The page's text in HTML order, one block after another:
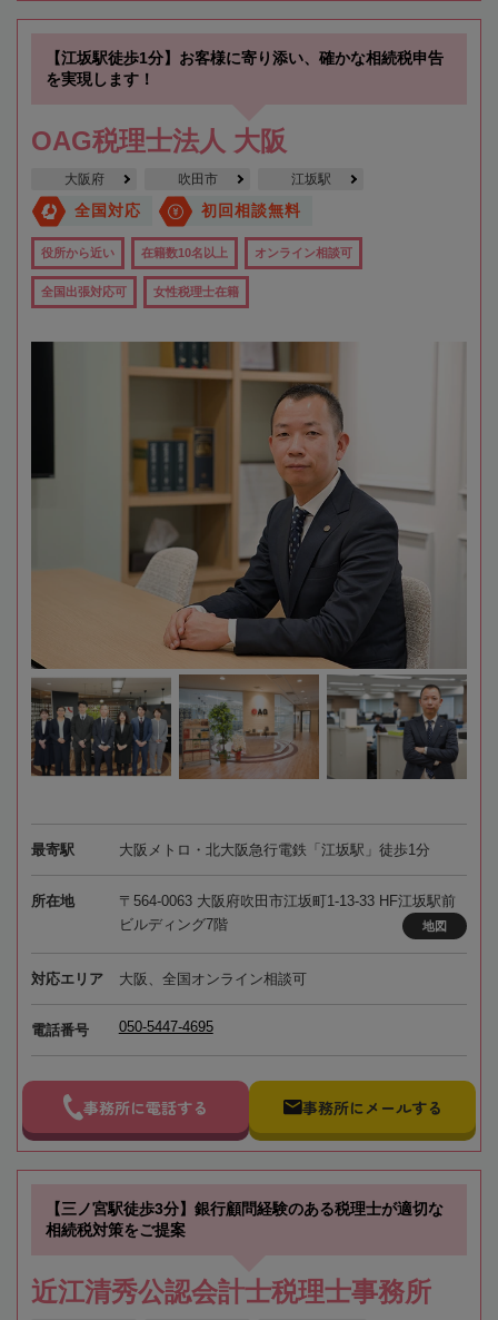
【江坂駅徒歩1分】お客様に寄り添い、確かな相続税申告
を実現します！
OAG税理士法人 大阪
大阪府 吹田市 江坂駅
全国対応 初回相談無料
役所から近い 在籍数10名以上 オンライン相談可
全国出張対応可 女性税理士在籍
最寄駅 大阪メトロ・北大阪急行電鉄「江坂駅」徒歩1分
所在地
〒564-0063 大阪府吹田市江坂町1-13-33 HF江坂駅前
ビルディング7階
地図
対応エリア 大阪、全国オンライン相談可
電話番号 050-5447-4695
事務所に電話する 事務所にメールする
【三ノ宮駅徒歩3分】銀行顧問経験のある税理士が適切な
相続税対策をご提案
近江清秀公認会計士税理士事務所